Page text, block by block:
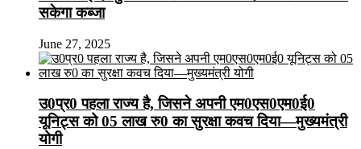
सकेगा कब्जा
June 27, 2025
उ0प्र0 पहला राज्य है, जिसने अपनी एम0एस0एम0ई0
यूनिट्स को 05 लाख रु0 का सुरक्षा कवच दिया—मुख्यमंत्री
योगी